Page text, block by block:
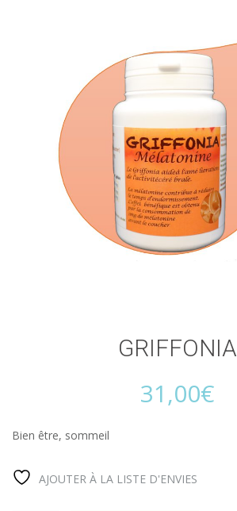
GRIFFONIA
31,00€
Bien être, sommeil
AJOUTER À LA LISTE D'ENVIES